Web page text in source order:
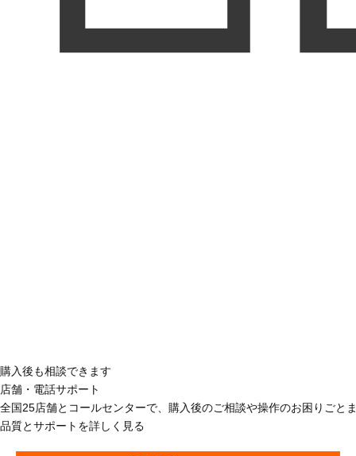
購入後も相談できます
店舗・電話サポート
全国25店舗とコールセンターで、購入後のご相談や操作のお困りごと
品質とサポートを詳しく見る